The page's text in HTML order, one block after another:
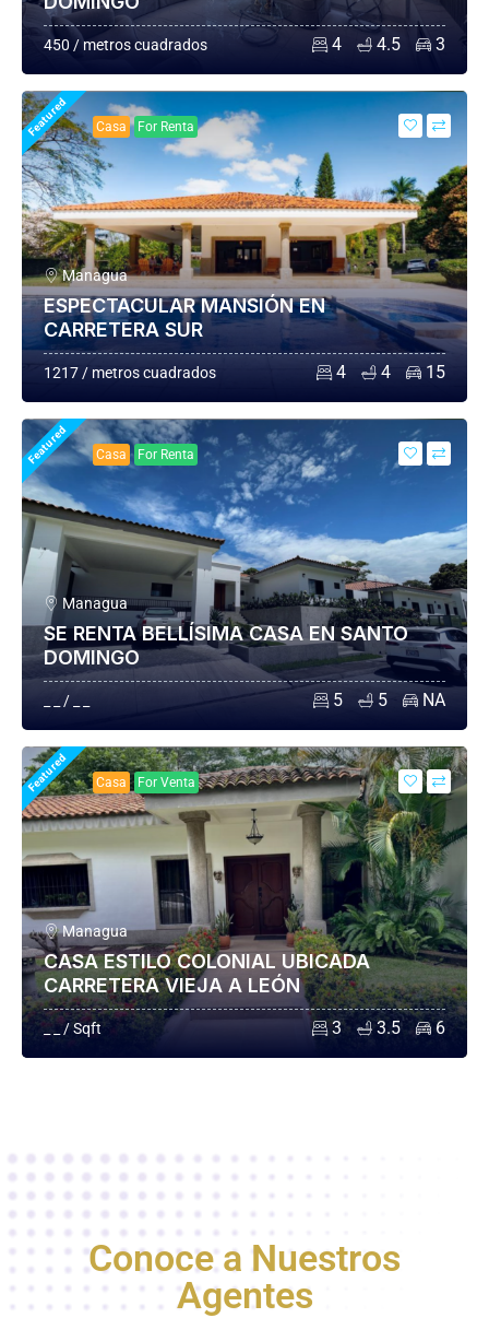
450 / metros cuadrados 4 4.5 3
Featured Casa For Renta
Managua
ESPECTACULAR MANSIÓN EN
CARRETERA SUR
1217 / metros cuadrados 4 4 15
Featured Casa For Renta
Managua
SE RENTA BELLÍSIMA CASA EN SANTO
DOMINGO
_ _ / _ _ 5 5 NA
Featured Casa For Venta
Managua
CASA ESTILO COLONIAL UBICADA
CARRETERA VIEJA A LEÓN
_ _ / Sqft 3 3.5 6
Conoce a Nuestros
Agentes